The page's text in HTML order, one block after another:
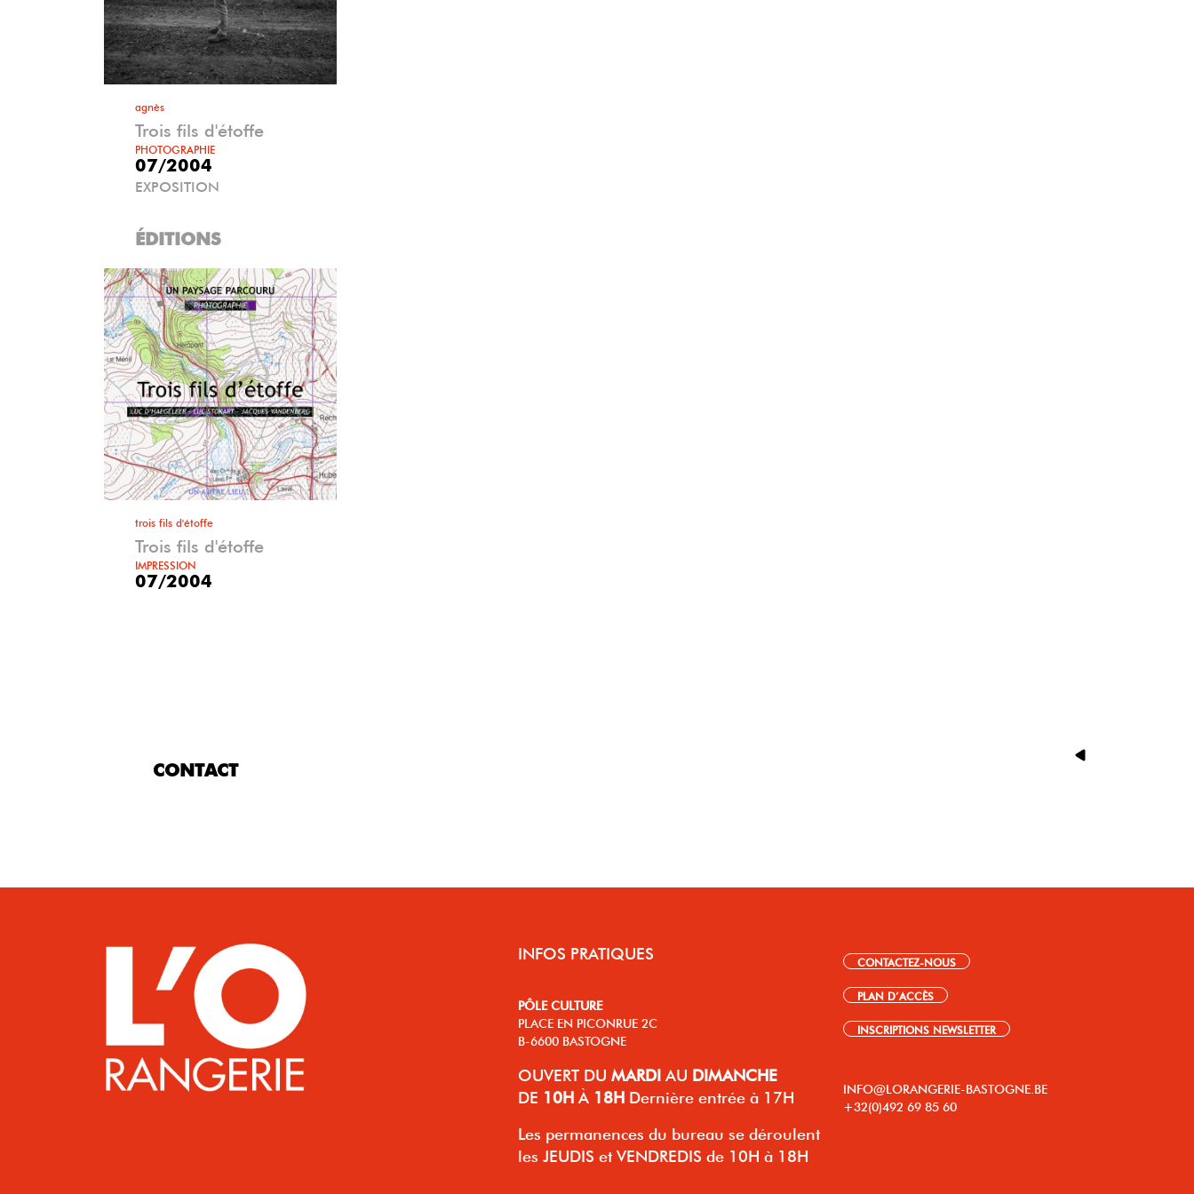
agnès
Trois fils d'étoffe
PHOTOGRAPHIE
07/2004
EXPOSITION
ÉDITIONS
trois fils d'étoffe
Trois fils d'étoffe
IMPRESSION
07/2004
CONTACT
INFOS PRATIQUES
PÔLE CULTURE
PLACE EN PICONRUE 2C
B-6600 BASTOGNE
OUVERT DU MARDI AU DIMANCHE
DE 10H À 18H Dernière entrée à 17H
Les permanences du bureau se déroulent
les JEUDIS et VENDREDIS de 10H à 18H
CONTACTEZ-NOUS
PLAN D’ACCÈS
INSCRIPTIONS NEWSLETTER
INFO@LORANGERIE-BASTOGNE.BE
+32(0)492 69 85 60